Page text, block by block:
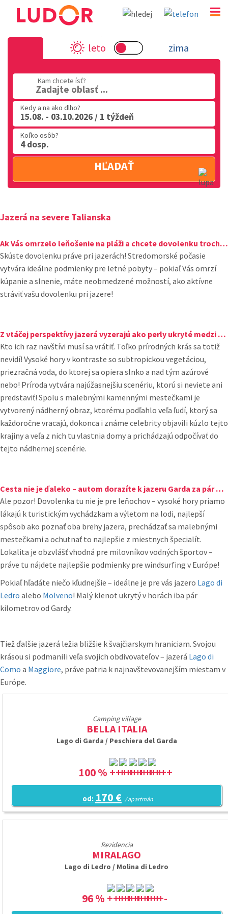
Jazerá na severe Talianska
02 2063 3182
leto zima
Kam chcete ísť?
Zadajte oblasť ...
Kedy a na ako dlho?
15.08. - 03.10.2026 / 1 týždeň
Koľko osôb?
4 dosp.
HĽADAŤ
Jazerá na severe Talianska
Ak Vás omrzelo leňošenie na pláži a chcete dovolenku trochu inak?
Skúste dovolenku práve pri jazerách! Stredomorské počasie
vytvára ideálne podmienky pre letné pobyty – pokiaľ Vás omrzí
kúpanie a slnenie, máte neobmedzené možností, ako aktívne
stráviť vašu dovolenku pri jazere!
Z vtáčej perspektívy jazerá vyzerajú ako perly ukryté medzi horami...
Kto ich raz navštívi musí sa vrátiť. Toľko prírodných krás sa totiž
nevidí! Vysoké hory v kontraste so subtropickou vegetáciou,
priezračná voda, do ktorej sa opiera slnko a nad tým azúrové
nebo! Príroda vytvára najúžasnejšiu scenériu, ktorú si neviete ani
predstaviť! Spolu s malebnými kamennými mestečkami je
vytvorený nádherný obraz, ktorému podľahlo veľa ľudí, ktorý sa
každoročne vracajú, dokonca i známe celebrity objavili kúzlo tejto
krajiny a veľa z nich tu vlastnia domy a prichádzajú odpočívať do
tejto nádhernej scenérie.
Cesta nie je ďaleko – autom dorazíte k jazeru Garda za pár hodín.
Ale pozor! Dovolenka tu nie je pre leňochov – vysoké hory priamo
lákajú k turistickým vychádzkam a výletom na lodi, najlepší
spôsob ako poznať oba brehy jazera, prechádzať sa malebnými
mestečkami a ochutnať to najlepšie z miestnych špecialít.
Lokalita je obzvlášť vhodná pre milovníkov vodných športov –
práve tu nájdete najlepšie podmienky pre windsurfing v Európe!
Pokiaľ hľadáte niečo kľudnejšie – ideálne je pre vás jazero Lago di
Ledro alebo Molveno! Malý klenot ukrytý v horách iba pár
kilometrov od Gardy.
Tiež ďalšie jazerá ležia bližšie k švajčiarskym hraniciam. Svojou
krásou si podmanili veľa svojich obdivovateľov – jazerá Lago di
Como a Maggiore, práve patria k najnavštevovanejším miestam v
Európe.
Camping village
BELLA ITALIA
Lago di Garda / Peschiera del Garda
100 %
od: 170 € / apartmán
Rezidencia
MIRALAGO
Lago di Ledro / Molina di Ledro
96 %